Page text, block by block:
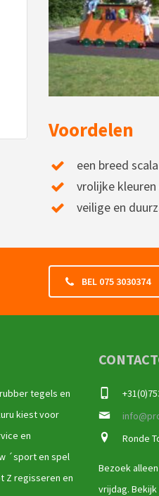
Voordelen
een breed
vrolijke
veilige en
BEL 075 3030374
tegels en
kiest voor
en
´sport en spel
Z regisseren en
Ronde
Bezoek
vrijdag.